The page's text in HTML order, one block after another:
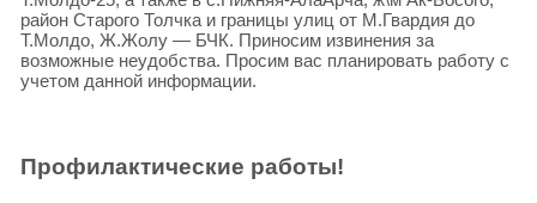
район Старого Толчка и границы улиц от М.Гвардия до
Т.Молдо, Ж.Жолу — БЧК. Приносим извинения за
возможные неудобства. Просим вас планировать работу с
учетом данной информации.
Профилактические работы!